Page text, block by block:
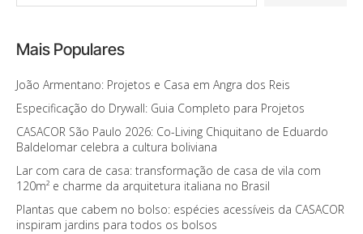
Mais Populares
João Armentano: Projetos e Casa em Angra dos Reis
Especificação do Drywall: Guia Completo para Projetos
CASACOR São Paulo 2026: Co-Living Chiquitano de Eduardo
Baldelomar celebra a cultura boliviana
Lar com cara de casa: transformação de casa de vila com
120m² e charme da arquitetura italiana no Brasil
Plantas que cabem no bolso: espécies acessíveis da CASACOR
inspiram jardins para todos os bolsos